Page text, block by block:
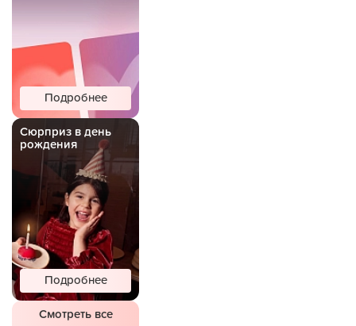
Подробнее
Сюрприз в день
рождения
Подробнее
Смотреть все